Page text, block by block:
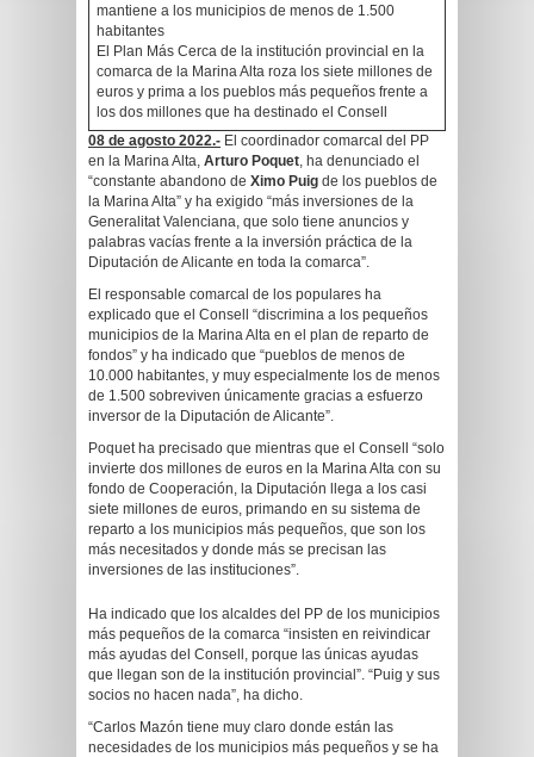
mantiene a los municipios de menos de 1.500
habitantes
El Plan Más Cerca de la institución provincial en la
comarca de la Marina Alta roza los siete millones de
euros y prima a los pueblos más pequeños frente a
los dos millones que ha destinado el Consell
08 de agosto 2022.- El coordinador comarcal del PP
en la Marina Alta, Arturo Poquet, ha denunciado el
“constante abandono de Ximo Puig de los pueblos de
la Marina Alta” y ha exigido “más inversiones de la
Generalitat Valenciana, que solo tiene anuncios y
palabras vacías frente a la inversión práctica de la
Diputación de Alicante en toda la comarca”.
El responsable comarcal de los populares ha
explicado que el Consell “discrimina a los pequeños
municipios de la Marina Alta en el plan de reparto de
fondos” y ha indicado que “pueblos de menos de
10.000 habitantes, y muy especialmente los de menos
de 1.500 sobreviven únicamente gracias a esfuerzo
inversor de la Diputación de Alicante”.
Poquet ha precisado que mientras que el Consell “solo
invierte dos millones de euros en la Marina Alta con su
fondo de Cooperación, la Diputación llega a los casi
siete millones de euros, primando en su sistema de
reparto a los municipios más pequeños, que son los
más necesitados y donde más se precisan las
inversiones de las instituciones”.
Ha indicado que los alcaldes del PP de los municipios
más pequeños de la comarca “insisten en reivindicar
más ayudas del Consell, porque las únicas ayudas
que llegan son de la institución provincial”. “Puig y sus
socios no hacen nada”, ha dicho.
“Carlos Mazón tiene muy claro donde están las
necesidades de los municipios más pequeños y se ha